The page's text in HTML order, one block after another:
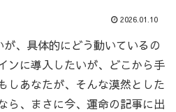
2026.01.10
が、具体的にどう動いているの
ンに導入したいが、どこから手
しあなたが、そんな漠然とした
ら、まさに今、運命の記事に出